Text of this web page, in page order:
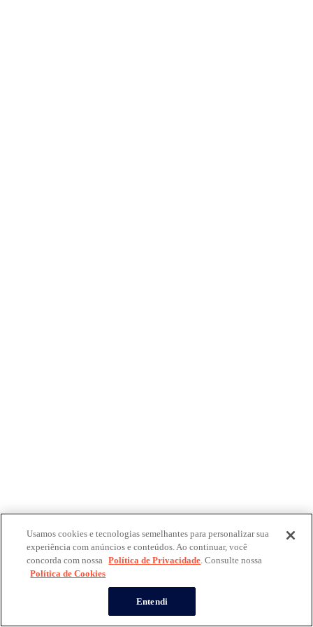
Usamos cookies e tecnologias semelhantes para personalizar sua
experiência com anúncios e conteúdos. Ao continuar, você
concorda com nossa Política de Privacidade. Consulte nossa
Política de Cookies
Entendi